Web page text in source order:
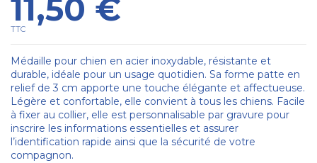
11,50 €
TTC
Médaille pour chien en acier inoxydable, résistante et
durable, idéale pour un usage quotidien. Sa forme patte en
relief de 3 cm apporte une touche élégante et affectueuse.
Légère et confortable, elle convient à tous les chiens. Facile
à fixer au collier, elle est personnalisable par gravure pour
inscrire les informations essentielles et assurer
l’identification rapide ainsi que la sécurité de votre
compagnon.